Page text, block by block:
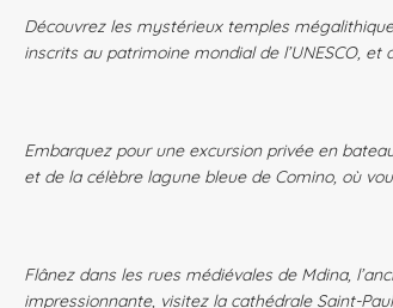
Découvrez les mystérieux temples
inscrits au patrimoine mondial de l’UNESCO,
Embarquez pour une excursion privée en
et de la célèbre lagune bleue de Comino, où
Flânez dans les rues médiévales de Mdina,
impressionnante, visitez la cathédrale Saint-